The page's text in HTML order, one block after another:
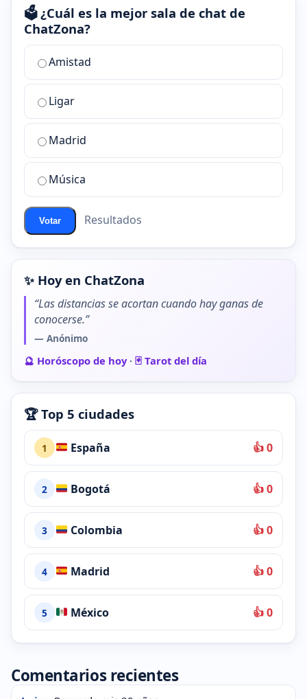
🗳️ ¿Cuál es la mejor sala de chat de
ChatZona?
¿Cuál
la
mejor
sala
chat
ChatZona?
Amistad
Ligar
Madrid
Música
Votar Resultados
✨ Hoy en ChatZona
“Las distancias se acortan cuando hay ganas de
conocerse.”
— Anónimo
🔮 Horóscopo de hoy· 🃏 Tarot del día
🏆 Top 5 ciudades
1 España 👍 0
2 Bogotá 👍 0
3 Colombia 👍 0
4 Madrid 👍 0
5 México 👍 0
Comentarios recientes